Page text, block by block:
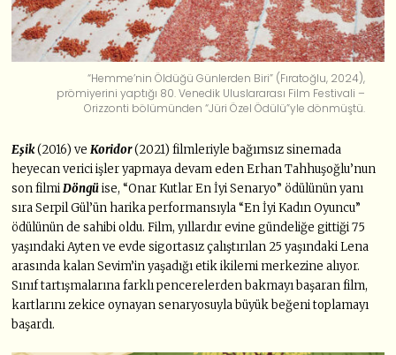
“Hemme’nin Öldüğü Günlerden Biri” (Fıratoğlu, 2024),
prömiyerini yaptığı 80. Venedik Uluslararası Film Festivali –
Orizzonti bölümünden “Jüri Özel Ödülü”yle dönmüştü.
Eşik(2016) veKoridor(2021) filmleriyle bağımsız sinemada
heyecan verici işler yapmaya devam eden Erhan Tahhuşoğlu’nun
son filmiDöngüise, “Onar Kutlar En İyi Senaryo” ödülünün yanı
sıra Serpil Gül’ün harika performansıyla “En İyi Kadın Oyuncu”
ödülünün de sahibi oldu. Film, yıllardır evine gündeliğe gittiği 75
yaşındaki Ayten ve evde sigortasız çalıştırılan 25 yaşındaki Lena
arasında kalan Sevim’in yaşadığı etik ikilemi merkezine alıyor.
Sınıf tartışmalarına farklı pencerelerden bakmayı başaran film,
kartlarını zekice oynayan senaryosuyla büyük beğeni toplamayı
başardı.